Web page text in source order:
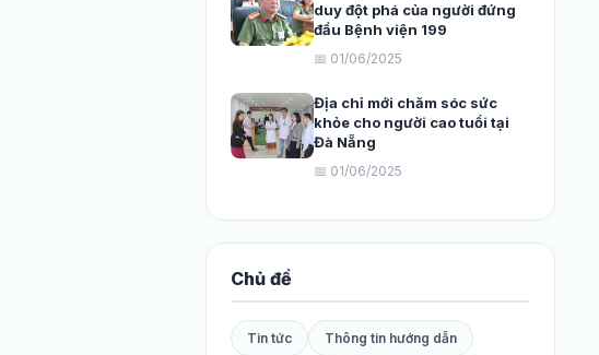
duy đột phá của người đứng
đầu Bệnh viện 199
📅 01/06/2025
Địa chỉ mới chăm sóc sức
khỏe cho người cao tuổi tại
Đà Nẵng
📅 01/06/2025
Chủ đề
Tin tức Thông tin hướng dẫn